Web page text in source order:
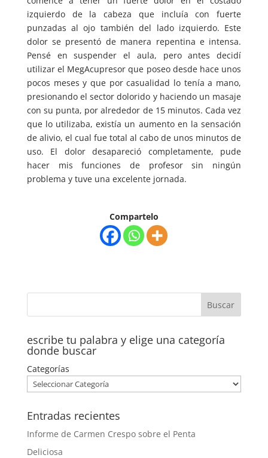
izquierdo de la cabeza que incluía con fuerte
punzadas al ojo también del lado izquierdo. Este
dolor se presentó de manera repentina e intensa.
Pensé en suspender el aula, pero antes decidí
utilizar el MegAcupresor que poseo desde hace unos
pocos meses y que por casualidad lo tenía a mano,
presionando el sector dolorido y haciendo un masaje
con su punta, por alrededor de 15 minutos. Cada vez
que lo utilizaba, existía un aumento en la sensación
de alivio, el cual fue total al cabo de unos minutos de
uso. El dolor desapareció completamente, pude
hacer mis funciones de profesor sin ningún
problema y tuve una excelente jornada.
Compartelo
escribe tu palabra y elige una categoría
donde buscar
Categorías
Entradas recientes
Informe de Carmen Crespo sobre el Penta
Deliciosa